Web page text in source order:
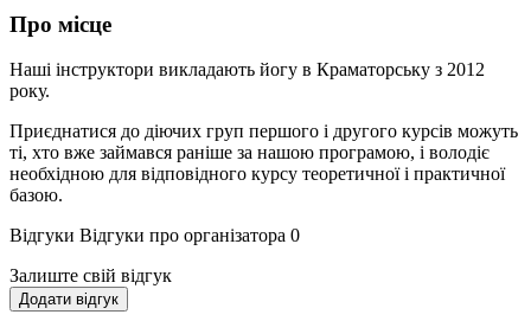
Про місце
Наші інструктори викладають йогу в Краматорську з 2012
року.
Приєднатися до діючих груп першого і другого курсів можуть
ті, хто вже займався раніше за нашою програмою, і володіє
необхідною для відповідного курсу теоретичної і практичної
базою.
Відгуки Відгуки про організатора 0
Залиште свій відгук
Додати відгук